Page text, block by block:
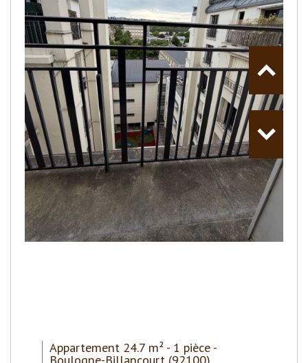
Appartement 24.7 m² - 1 pièce -
Boulogne-Billancourt (92100)